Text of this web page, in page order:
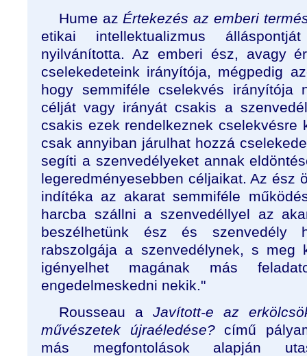
Hume az Értekezés az emberi
etikai intellektualizmus
nyilvánította. Az emberi ész, avagy
cselekedeteink irányítója, mégpedig
hogy semmiféle cselekvés irányítója
célját vagy irányát csakis a
csakis ezek rendelkeznek cselekvésre
csak annyiban járulhat hozzá
segíti a szenvedélyeket annak
legeredményesebben céljaikat. Az ész
indítéka az akarat semmiféle
harcba szállni a szenvedéllyel az
beszélhetünk ész és szenvedély
rabszolgája a szenvedélynek, s meg
igényelhet magának más
engedelmeskedni nekik."
Rousseau a Javított-e az
művészetek újraéledése? című
más megfontolások alapján